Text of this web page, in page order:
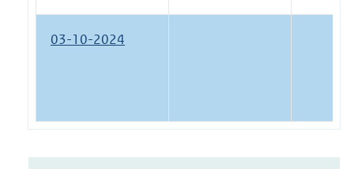
03-10-2024